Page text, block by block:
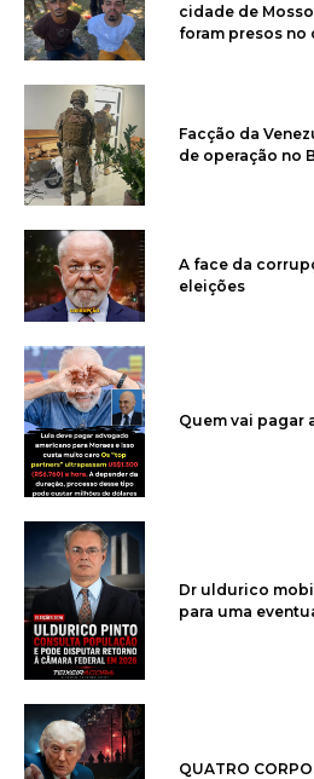
cidade de
foram presos no
Facção da
de operação no
A face da
eleições
Quem vai pagar
Dr uldurico
para uma
QUATRO